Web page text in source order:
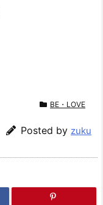
BE・LOVE
Posted by zuku